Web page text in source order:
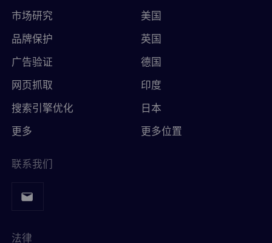
市场研究
品牌保护
广告验证
网页抓取
搜索引擎优化
更多
美国
英国
德国
印度
日本
更多位置
联系我们
法律